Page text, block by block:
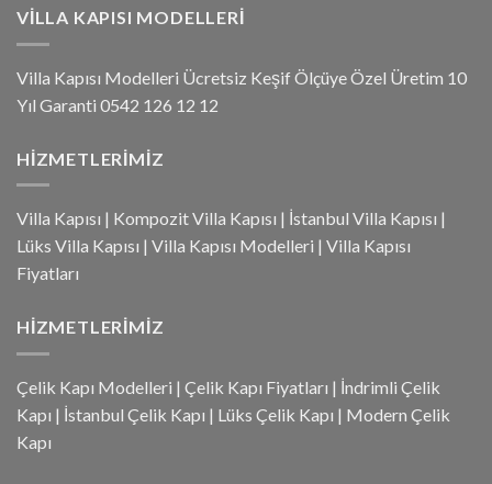
VILLA KAPISI MODELLERI
Villa Kapısı Modelleri Ücretsiz Keşif Ölçüye Özel Üretim 10
Yıl Garanti 0542 126 12 12
HIZMETLERIMIZ
Villa Kapısı | Kompozit Villa Kapısı | İstanbul Villa Kapısı |
Lüks Villa Kapısı | Villa Kapısı Modelleri | Villa Kapısı
Fiyatları
HIZMETLERIMIZ
Çelik Kapı Modelleri | Çelik Kapı Fiyatları | İndrimli Çelik
Kapı | İstanbul Çelik Kapı | Lüks Çelik Kapı | Modern Çelik
Kapı